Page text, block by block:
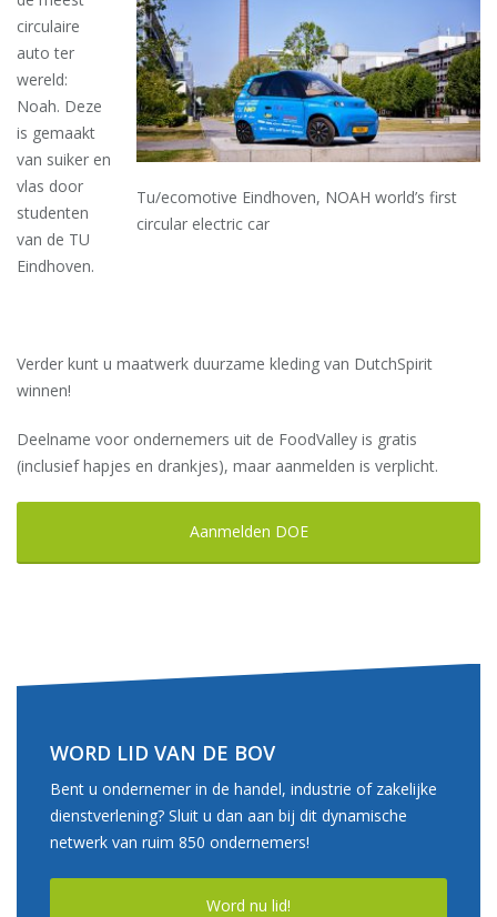
Tu/ecomotive Eindhoven, NOAH world’s first
circular electric car
circulaire
auto ter
wereld:
Noah. Deze
is gemaakt
van suiker en
vlas door
studenten
van de TU
Eindhoven.
Verder kunt u maatwerk duurzame kleding van DutchSpirit
winnen!
Deelname voor ondernemers uit de FoodValley is gratis
(inclusief hapjes en drankjes), maar aanmelden is verplicht.
Aanmelden DOE
WORD LID VAN DE BOV
Bent u ondernemer in de handel, industrie of zakelijke
dienstverlening? Sluit u dan aan bij dit dynamische
netwerk van ruim 850 ondernemers!
Word nu lid!